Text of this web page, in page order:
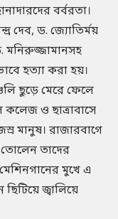
বর্বরতা।
দেব, ড. জ্যোতির্ময়
মনিরুজ্জামানসহ
হত্যা করা হয়।
ছুড়ে মেরে ফেলে
ও ছাত্রাবাসে
মানুষ। রাজারবাগে
তোলেন তাদের
মেশিনগানের মুখে এ
জ্বালিয়ে